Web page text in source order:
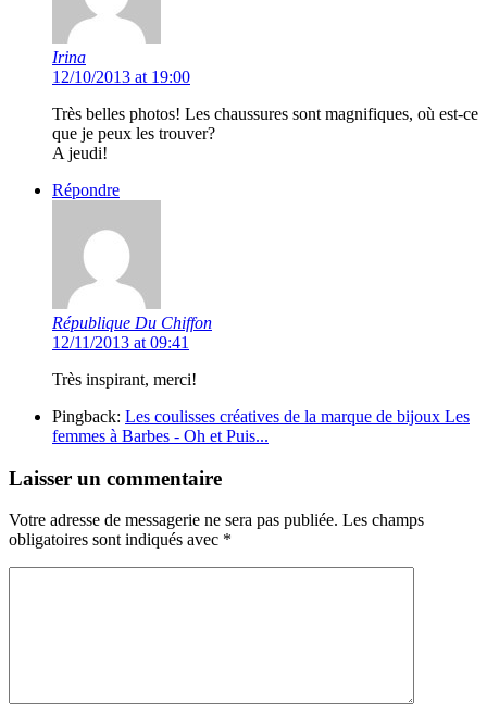
Irina
12/10/2013 at 19:00
Très belles photos! Les chaussures sont magnifiques, où est-ce
que je peux les trouver?
A jeudi!
Répondre
République Du Chiffon
12/11/2013 at 09:41
Très inspirant, merci!
Pingback: Les coulisses créatives de la marque de bijoux Les
femmes à Barbes - Oh et Puis...
Laisser un commentaire
Votre adresse de messagerie ne sera pas publiée. Les champs
obligatoires sont indiqués avec *